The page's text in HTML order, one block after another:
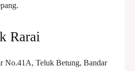
Rarai
No.41A, Teluk Betung, Bandar